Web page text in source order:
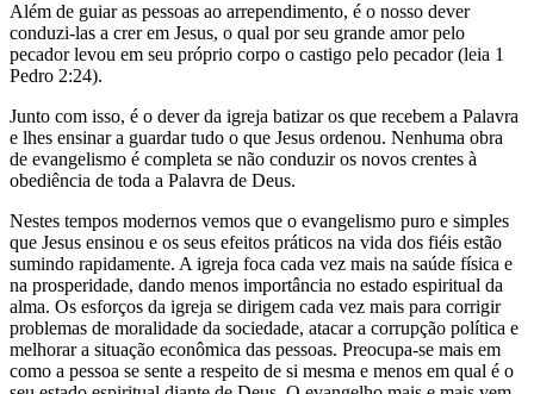
Além de guiar as pessoas ao arrependimento, é o nosso dever
conduzi-las a crer em Jesus, o qual por seu grande amor pelo
pecador levou em seu próprio corpo o castigo pelo pecador (leia 1
Pedro 2:24).
Junto com isso, é o dever da igreja batizar os que recebem a Palavra
e lhes ensinar a guardar tudo o que Jesus ordenou. Nenhuma obra
de evangelismo é completa se não conduzir os novos crentes à
obediência de toda a Palavra de Deus.
Nestes tempos modernos vemos que o evangelismo puro e simples
que Jesus ensinou e os seus efeitos práticos na vida dos fiéis estão
sumindo rapidamente. A igreja foca cada vez mais na saúde física e
na prosperidade, dando menos importância no estado espiritual da
alma. Os esforços da igreja se dirigem cada vez mais para corrigir
problemas de moralidade da sociedade, atacar a corrupção política e
melhorar a situação econômica das pessoas. Preocupa-se mais em
como a pessoa se sente a respeito de si mesma e menos em qual é o